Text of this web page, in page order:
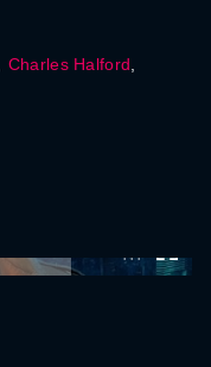
Charles Halford